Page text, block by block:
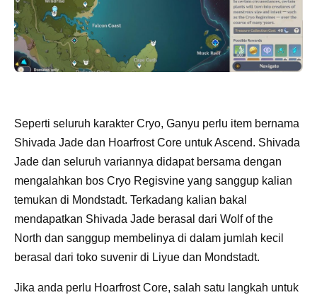
Seperti seluruh karakter Cryo, Ganyu perlu item bernama
Shivada Jade dan Hoarfrost Core untuk Ascend. Shivada
Jade dan seluruh variannya didapat bersama dengan
mengalahkan bos Cryo Regisvine yang sanggup kalian
temukan di Mondstadt. Terkadang kalian bakal
mendapatkan Shivada Jade berasal dari Wolf of the
North dan sanggup membelinya di dalam jumlah kecil
berasal dari toko suvenir di Liyue dan Mondstadt.
Jika anda perlu Hoarfrost Core, salah satu langkah untuk